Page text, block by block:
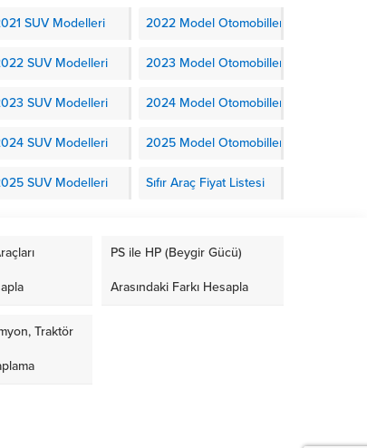
SUV Modelleri 2022 Model Otomobiller
SUV Modelleri 2023 Model Otomobiller
SUV Modelleri 2024 Model Otomobiller
SUV Modelleri 2025 Model Otomobiller
SUV Modelleri Sıfır Araç Fiyat Listesi
PS ile HP (Beygir Gücü)
Arasındaki Farkı Hesapla
Traktör